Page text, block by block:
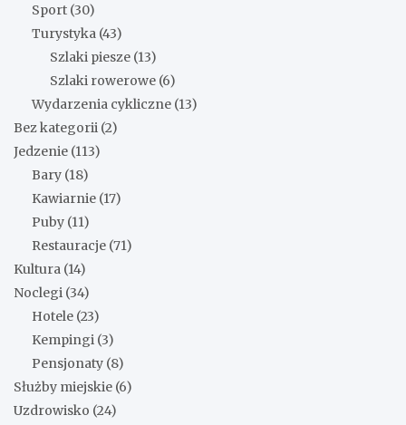
Sport (30)
Turystyka (43)
Szlaki piesze (13)
Szlaki rowerowe (6)
Wydarzenia cykliczne (13)
Bez kategorii (2)
Jedzenie (113)
Bary (18)
Kawiarnie (17)
Puby (11)
Restauracje (71)
Kultura (14)
Noclegi (34)
Hotele (23)
Kempingi (3)
Pensjonaty (8)
Służby miejskie (6)
Uzdrowisko (24)